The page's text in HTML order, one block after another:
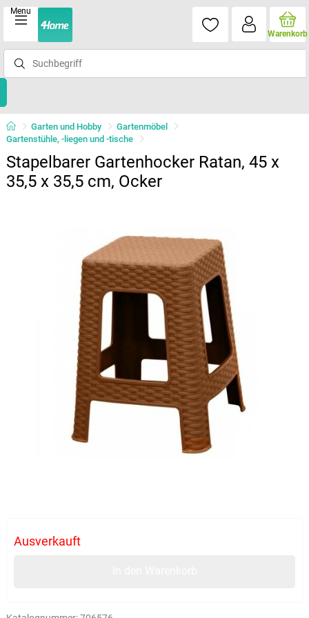
Menu
Warenkorb
Garten und Hobby
Gartenmöbel
Gartenstühle, -liegen und -tische
Stapelbarer Gartenhocker Ratan, 45 x
35,5 x 35,5 cm, Ocker
Ausverkauft